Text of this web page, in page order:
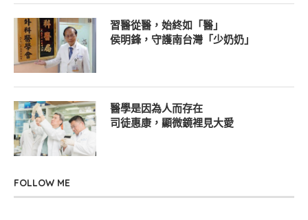
習醫從醫，始終如「醫」
侯明鋒，守護南台灣「少奶奶」
醫學是因為人而存在
司徒惠康，顯微鏡裡見大愛
FOLLOW ME